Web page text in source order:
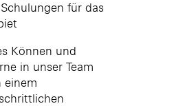
für das
Können und
in unser Team
einem